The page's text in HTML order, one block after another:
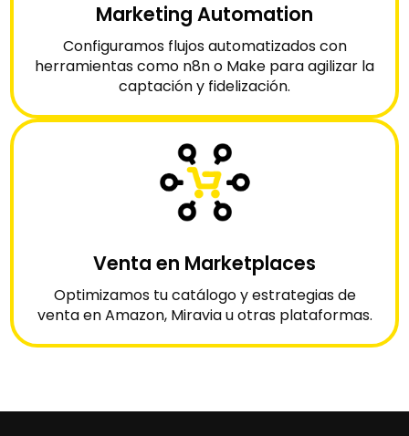
Marketing Automation
Configuramos flujos automatizados con
herramientas como n8n o Make para agilizar la
captación y fidelización.
Venta en Marketplaces
Optimizamos tu catálogo y estrategias de
venta en Amazon, Miravia u otras plataformas.